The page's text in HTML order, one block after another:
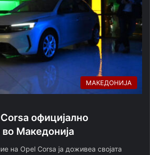
МАКЕДОНИЈА
официјално
Македонија
на Opel Corsa ја доживеа својата